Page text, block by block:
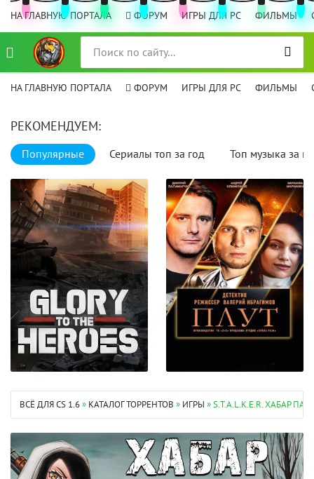
НА ГЛАВНУЮ ПОРТАЛА ФОРУМ ИГРЫ ДЛЯ PC ФИЛЬМЫ
НА ГЛАВНУЮ ПОРТАЛА ФОРУМ ИГРЫ ДЛЯ PC ФИЛЬМЫ
РЕКОМЕНДУЕМ:
Популярные Сериалы топ за год Топ музыка за
ВСЁ ДЛЯ CS 1.6» КАТАЛОГ ТОРРЕНТОВ » ИГРЫ » S.T.A.L.K.E.R. ХАБАР